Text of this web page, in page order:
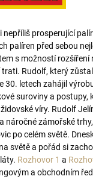
nepříliš prosperující
palíren před sebou
s možností rozšíření
Rudolf, který
30. letech zahájil
suroviny a postupy,
víry. Rudolf
náročné zámořské
po celém světě.
světě a pořád si
Rozhovor 1 a
a obchodním